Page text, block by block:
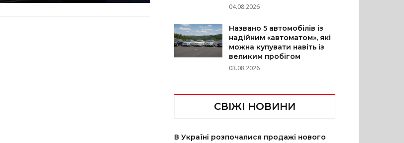
04.08.2026
Названо 5 автомобілів із
надійним «автоматом», які
можна купувати навіть із
великим пробігом
03.08.2026
СВІЖІ НОВИНИ
В Україні розпочалися продажі нового